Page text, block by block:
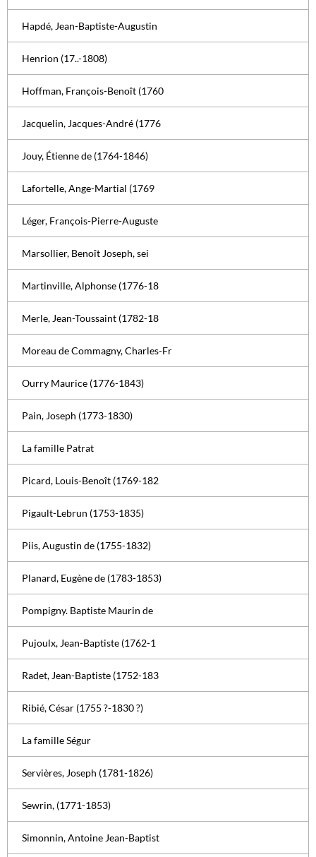
Hapdé, Jean-Baptiste-Augustin
Henrion (17..-1808)
Hoffman, François-Benoît (1760
Jacquelin, Jacques-André (1776
Jouy, Étienne de (1764-1846)
Lafortelle, Ange-Martial (1769
Léger, François-Pierre-Auguste
Marsollier, Benoît Joseph, sei
Martinville, Alphonse (1776-18
Merle, Jean-Toussaint (1782-18
Moreau de Commagny, Charles-Fr
Ourry Maurice (1776-1843)
Pain, Joseph (1773-1830)
La famille Patrat
Picard, Louis-Benoît (1769-182
Pigault-Lebrun (1753-1835)
Piis, Augustin de (1755-1832)
Planard, Eugène de (1783-1853)
Pompigny. Baptiste Maurin de
Pujoulx, Jean-Baptiste (1762-1
Radet, Jean-Baptiste (1752-183
Ribié, César (1755 ?-1830 ?)
La famille Ségur
Servières, Joseph (1781-1826)
Sewrin, (1771-1853)
Simonnin, Antoine Jean-Baptist